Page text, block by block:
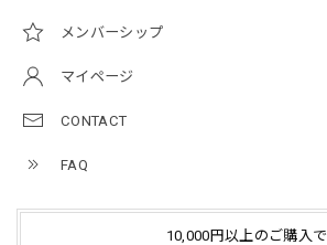
メンバーシップ
マイページ
CONTACT
FAQ
10,000円以上のご購入で